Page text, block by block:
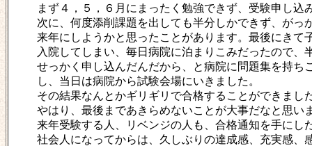
まず４，５，６月にまったく勉強できず、受験申し込
次に、何度添削課題を出しても半分しかできず、がっ
来年にしようかと思ったことがあります。最後にきて
入院してしまい、毎日病院に泊まりこみだったので、
せっかく申し込んだんだから、と病院に問題集を持ち
し、当日は病院から試験会場にいきました。
その結果なんとかギリギリで合格することができまし
やはり、最後まであきらめないことが大事だなと思い
来年受験する人、リベンジの人も、合格通知を手にし
社会人になってからは、久しぶりの達成感、充実感、